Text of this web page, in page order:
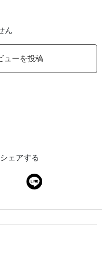
ん
ューを投稿
ェアする